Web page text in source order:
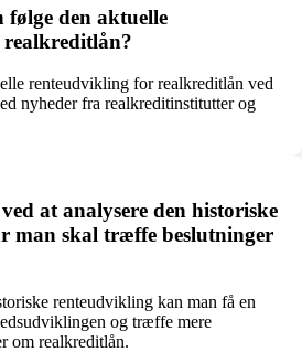
den aktuelle
renteudvikling for realkreditlån ved
nyheder fra realkreditinstitutter og
at analysere den historiske
man skal træffe beslutninger
renteudvikling kan man få en
og træffe mere
om realkreditlån.